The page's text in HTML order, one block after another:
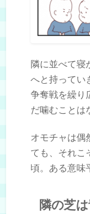
隣に並べて寝
へと持ってい
争奪戦を繰り
だ噛むことは
オモチャは偶
ても、それこ
頃。ある意味
隣の芝